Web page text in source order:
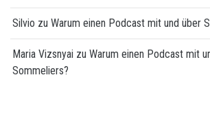
Silvio zu Warum einen Podcast mit und über
Maria Vizsnyai zu Warum einen Podcast mit
Sommeliers?